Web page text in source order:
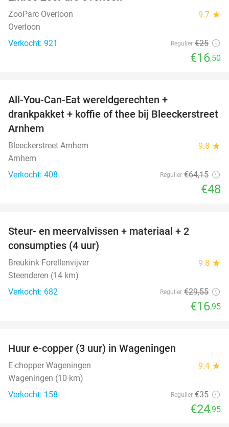
ZooParc Overloon 9.7 star
Overloon
Verkocht: 921
Regulier €25
€16,50
All-You-Can-Eat wereldgerechten +
drankpakket + koffie of thee bij Bleeckerstreet
Arnhem
Bleeckerstreet Arnhem 9.8 star
Arnhem
Verkocht: 408
Regulier €64,15
€48
Steur- en meervalvissen + materiaal + 2
consumpties (4 uur)
Breukink Forellenvijver 9.8 star
Steenderen (14 km)
Verkocht: 682
Regulier €29,55
€16,95
Huur e-copper (3 uur) in Wageningen
E-chopper Wageningen 9.4 star
Wageningen (10 km)
Verkocht: 158
Regulier €35
€24,95